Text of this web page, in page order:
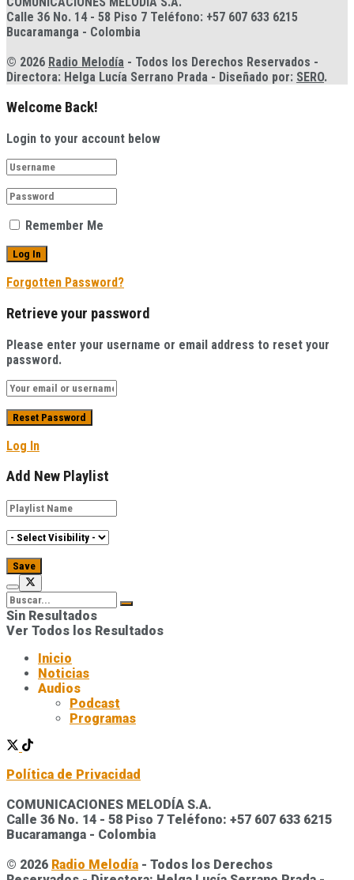
Calle 36 No. 14 - 58 Piso 7 Teléfono: +57 607 633 6215
Bucaramanga - Colombia
© 2026 Radio Melodía - Todos los Derechos Reservados -
Directora: Helga Lucía Serrano Prada - Diseñado por: SERO.
Welcome Back!
Login to your account below
Remember Me
Forgotten Password?
Retrieve your password
Please enter your username or email address to reset your
password.
Log In
Add New Playlist
Sin Resultados
Ver Todos los Resultados
Inicio
Noticias
Audios
Podcast
Programas
Política de Privacidad
COMUNICACIONES MELODÍA S.A.
Calle 36 No. 14 - 58 Piso 7 Teléfono: +57 607 633 6215
Bucaramanga - Colombia
© 2026 Radio Melodía - Todos los Derechos